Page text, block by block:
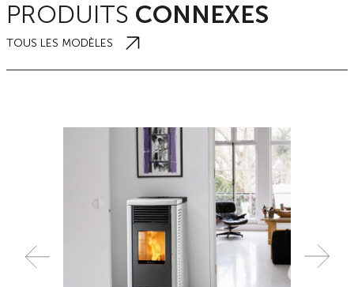
PRODUITS CONNEXES
TOUS LES MODÈLES